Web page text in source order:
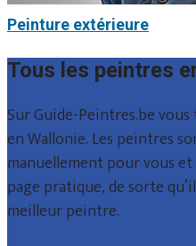
Peinture extérieure
Tous les peintres
Sur Guide-Peintres.be
en Wallonie. Les peintres
manuellement pour vous
page pratique, de sorte
meilleur peintre.